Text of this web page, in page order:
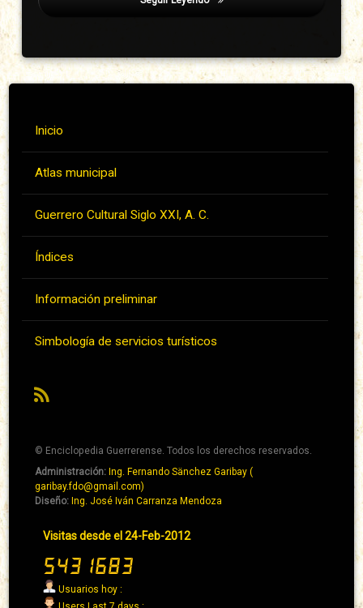
Inicio
Atlas municipal
Guerrero Cultural Siglo XXI, A. C.
Índices
Información preliminar
Simbología de servicios turísticos
RSS
© Enciclopedia Guerrerense. Todos los derechos reservados.
Pie
de
→
Abaixo
Administración:Ing. Fernando Sänchez Garibay (
garibay.fdo@gmail.com)
Diseño:Ing. José Iván Carranza Mendoza
de
página
→
Visitas desde el 24-Feb-2012
Usuarios hoy :